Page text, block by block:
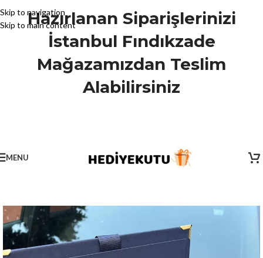
Skip to navigation
Skip to main content
Hazırlanan Siparişlerinizi
İstanbul Fındıkzade
Mağazamızdan Teslim
Alabilirsiniz
MENU